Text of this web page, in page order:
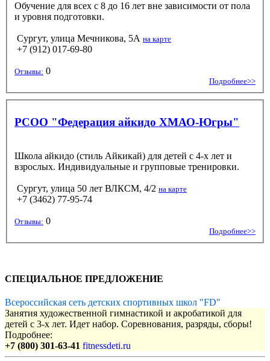
Обучение для всех с 8 до 16 лет вне зависимости от пола
и уровня подготовки.
Сургут, улица Мечникова, 5А на карте
+7 (912) 017-69-80
Отзывы: 0
Подробнее>>
РСОО "Федерация айкидо ХМАО-Югры"
Школа айкидо (стиль Айкикай) для детей с 4-х лет и
взрослых. Индивидуальные и групповые тренировки.
Сургут, улица 50 лет ВЛКСМ, 4/2 на карте
+7 (3462) 77-95-74
Отзывы: 0
Подробнее>>
СПЕЦИАЛЬНОЕ ПРЕДЛОЖЕНИЕ
Всероссийская сеть детских спортивных школ "FD"
Занятия художественной гимнастикой и акробатикой для
детей с 3-х лет. Идет набор. Соревнования, разряды, сборы!
Подробнее:
+7 (800) 301-63-41 fitnessdeti.ru